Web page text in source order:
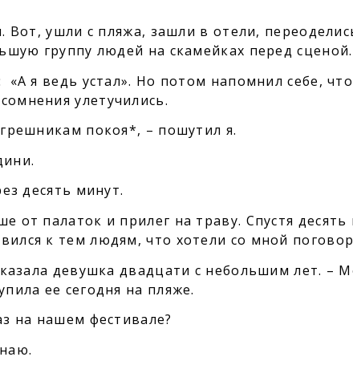
Вот, ушли с пляжа, зашли в отели,
группу людей на скамейках перед сценой.
я ведь устал». Но потом напомнил себе,
улетучились.
покоя*, – пошутил я.
десять минут.
от палаток и прилег на траву. Спустя десять
к тем людям, что хотели со мной
девушка двадцати с небольшим лет. –
ее сегодня на пляже.
на нашем фестивале?